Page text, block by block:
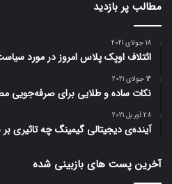
مطالب پر بازدید
18 جولای 2021
ائتلاف اوپک پلاس امروز در مورد
14 جولای 2021
نکات ساده و طلایی برای صرفه‌جویی
28 آوریل 2021
آینده‌ی دیجیتالی گیمینگ چه تاثیری بر
آخرین پست های بازبینی شده